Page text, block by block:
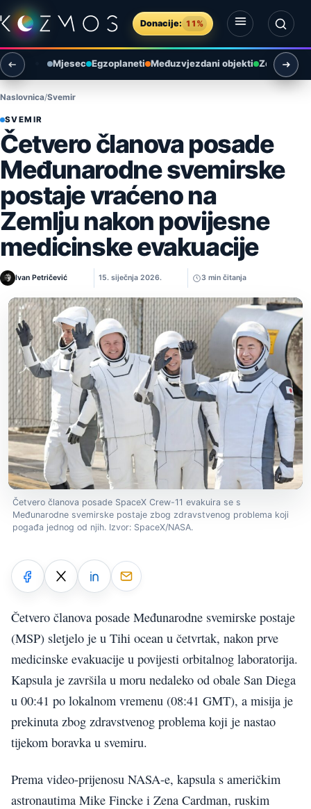
Preskoči na sadržaj
Donacije: 11%
Otvori izbornik
Otvori pretragu
Mjesec Egzoplaneti Međuzvjezdani objekti Zemlja i
Naslovnica Svemir
SVEMIR
Četvero članova posade
Međunarodne svemirske
postaje vraćeno na
Zemlju nakon povijesne
medicinske evakuacije
Ivan Petričević 15. siječnja 2026. 3 min čitanja
Četvero članova posade SpaceX Crew-11 evakuira se s
Međunarodne svemirske postaje zbog zdravstvenog problema koji
pogađa jednog od njih. Izvor: SpaceX/NASA.
Četvero članova posade Međunarodne svemirske postaje
(MSP) sletjelo je u Tihi ocean u četvrtak, nakon prve
medicinske evakuacije u povijesti orbitalnog laboratorija.
Kapsula je završila u moru nedaleko od obale San Diega
u 00:41 po lokalnom vremenu (08:41 GMT), a misija je
prekinuta zbog zdravstvenog problema koji je nastao
tijekom boravka u svemiru.
Prema video-prijenosu NASA-e, kapsula s američkim
astronautima Mike Fincke i Zena Cardman, ruskim